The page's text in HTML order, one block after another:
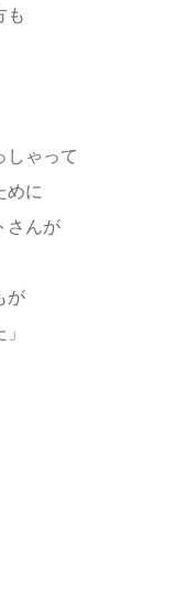
も
しゃって
めに
さんが
が